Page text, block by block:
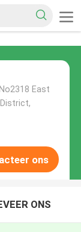
East
ons
ONS